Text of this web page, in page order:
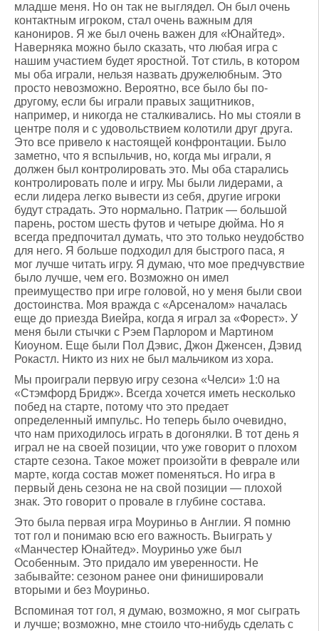
младше меня. Но он так не выглядел. Он был очень
контактным игроком, стал очень важным для
канониров. Я же был очень важен для «Юнайтед».
Наверняка можно было сказать, что любая игра с
нашим участием будет яростной. Тот стиль, в котором
мы оба играли, нельзя назвать дружелюбным. Это
просто невозможно. Вероятно, все было бы по-
другому, если бы играли правых защитников,
например, и никогда не сталкивались. Но мы стояли в
центре поля и с удовольствием колотили друг друга.
Это все привело к настоящей конфронтации. Было
заметно, что я вспыльчив, но, когда мы играли, я
должен был контролировать это. Мы оба старались
контролировать поле и игру. Мы были лидерами, а
если лидера легко вывести из себя, другие игроки
будут страдать. Это нормально. Патрик — большой
парень, ростом шесть футов и четыре дюйма. Но я
всегда предпочитал думать, что это только неудобство
для него. Я больше подходил для быстрого паса, я
мог лучше читать игру. Я думаю, что мое предчувствие
было лучше, чем его. Возможно он имел
преимущество при игре головой, но у меня были свои
достоинства. Моя вражда с «Арсеналом» началась
еще до приезда Виейра, когда я играл за «Форест». У
меня были стычки с Рэем Парлором и Мартином
Киоуном. Еще были Пол Дэвис, Джон Дженсен, Дэвид
Рокастл. Никто из них не был мальчиком из хора.
Мы проиграли первую игру сезона «Челси» 1:0 на
«Стэмфорд Бридж». Всегда хочется иметь несколько
побед на старте, потому что это предает
определенный импульс. Но теперь было очевидно,
что нам приходилось играть в догонялки. В тот день я
играл не на своей позиции, что уже говорит о плохом
старте сезона. Такое может произойти в феврале или
марте, когда состав может поменяться. Но игра в
первый день сезона не на свой позиции — плохой
знак. Это говорит о провале в глубине состава.
Это была первая игра Моуриньо в Англии. Я помню
тот гол и понимаю всю его важность. Выиграть у
«Манчестер Юнайтед». Моуриньо уже был
Особенным. Это придало им уверенности. Не
забывайте: сезоном ранее они финишировали
вторыми и без Моуриньо.
Вспоминая тот гол, я думаю, возможно, я мог сыграть
и лучше; возможно, мне стоило что-нибудь сделать с